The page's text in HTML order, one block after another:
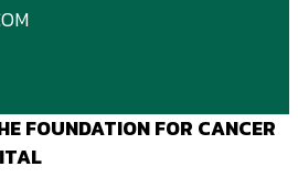
FOUNDATION FOR CANCER